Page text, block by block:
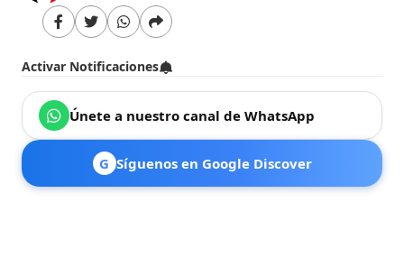
Activar Notificaciones
Únete a nuestro canal de WhatsApp
G Síguenos en Google Discover